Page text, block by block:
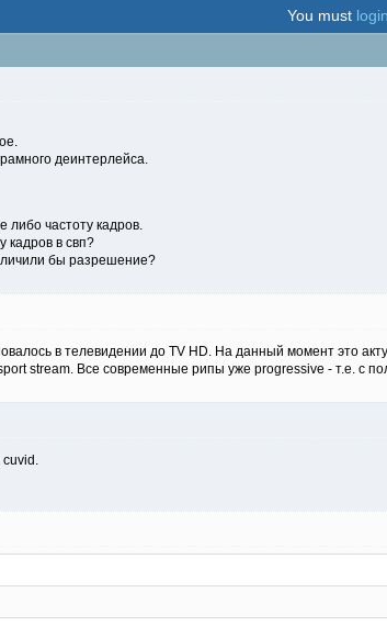
You must login
деинтерлейса.
либо частоту кадров.
кадров в свп?
бы разрешение?
в телевидении до TV HD. На данный момент это
stream. Все современные рипы уже progressive - т.е. с
cuvid.